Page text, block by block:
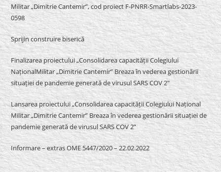
Militar „Dimitrie Cantemir”, cod proiect F-PNRR-Smartlabs-2023-
0598
Sprijin construire biserică
Finalizarea proiectului „Consolidarea capacității Colegiului
NaționalMilitar „Dimitrie Cantemir” Breaza în vederea gestionării
situației de pandemie generată de virusul SARS COV 2″
Lansarea proiectului „Consolidarea capacității Colegiului Național
Militar „Dimitrie Cantemir” Breaza în vederea gestionării situației de
pandemie generată de virusul SARS COV 2”
Informare – extras OME 5447/2020 – 22.02.2022